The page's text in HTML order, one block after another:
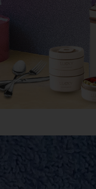
GIFTSET
BÔNG
THẺ - PHỤ KIỆN
- BÚT GỖ